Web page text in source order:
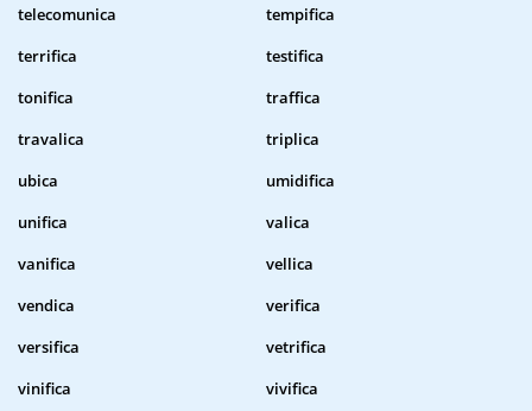
telecomunica
tempifica
terrifica
testifica
tonifica
traffica
travalica
triplica
ubica
umidifica
unifica
valica
vanifica
vellica
vendica
verifica
versifica
vetrifica
vinifica
vivifica